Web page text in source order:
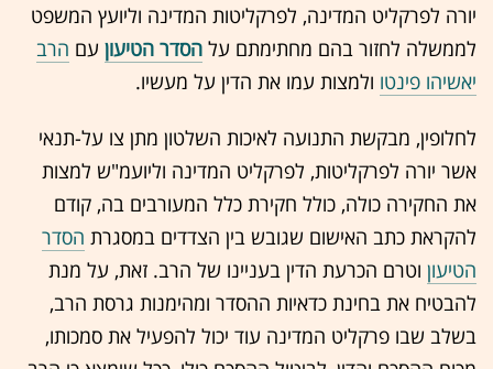
יורה לפרקליט המדינה, לפרקליטות המדינה וליועץ המשפט
לממשלה לחזור בהם מחתימתם על הסדר הטיעון עם הרב
יאשיהו פינטו ולמצות עמו את הדין על מעשיו.
לחלופין, מבקשת התנועה לאיכות השלטון מתן צו על-תנאי
אשר יורה לפרקליטות, לפרקליט המדינה וליועמ"ש למצות
את החקירה כולה, כולל חקירת כלל המעורבים בה, קודם
להקראת כתב האישום שגובש בין הצדדים במסגרת הסדר
הטיעון וטרם הכרעת הדין בעניינו של הרב. זאת, על מנת
להבטיח את בחינת כדאיות ההסדר ומהימנות גרסת הרב,
בשלב שבו פרקליט המדינה עוד יכול להפעיל את סמכותו,